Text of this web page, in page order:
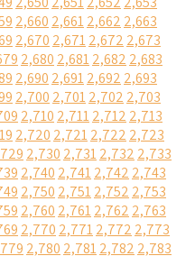
2,660 2,6612,662 2,663
2,670 2,6712,672 2,673
2,680 2,6812,682 2,683
2,690 2,6912,692 2,693
2,700 2,7012,702 2,703
2,710 2,7112,712 2,713
2,720 2,7212,722 2,723
2,730 2,7312,732 2,733
2,740 2,7412,742 2,743
2,750 2,7512,752 2,753
2,760 2,7612,762 2,763
2,770 2,7712,772 2,773
2,780 2,7812,782 2,783